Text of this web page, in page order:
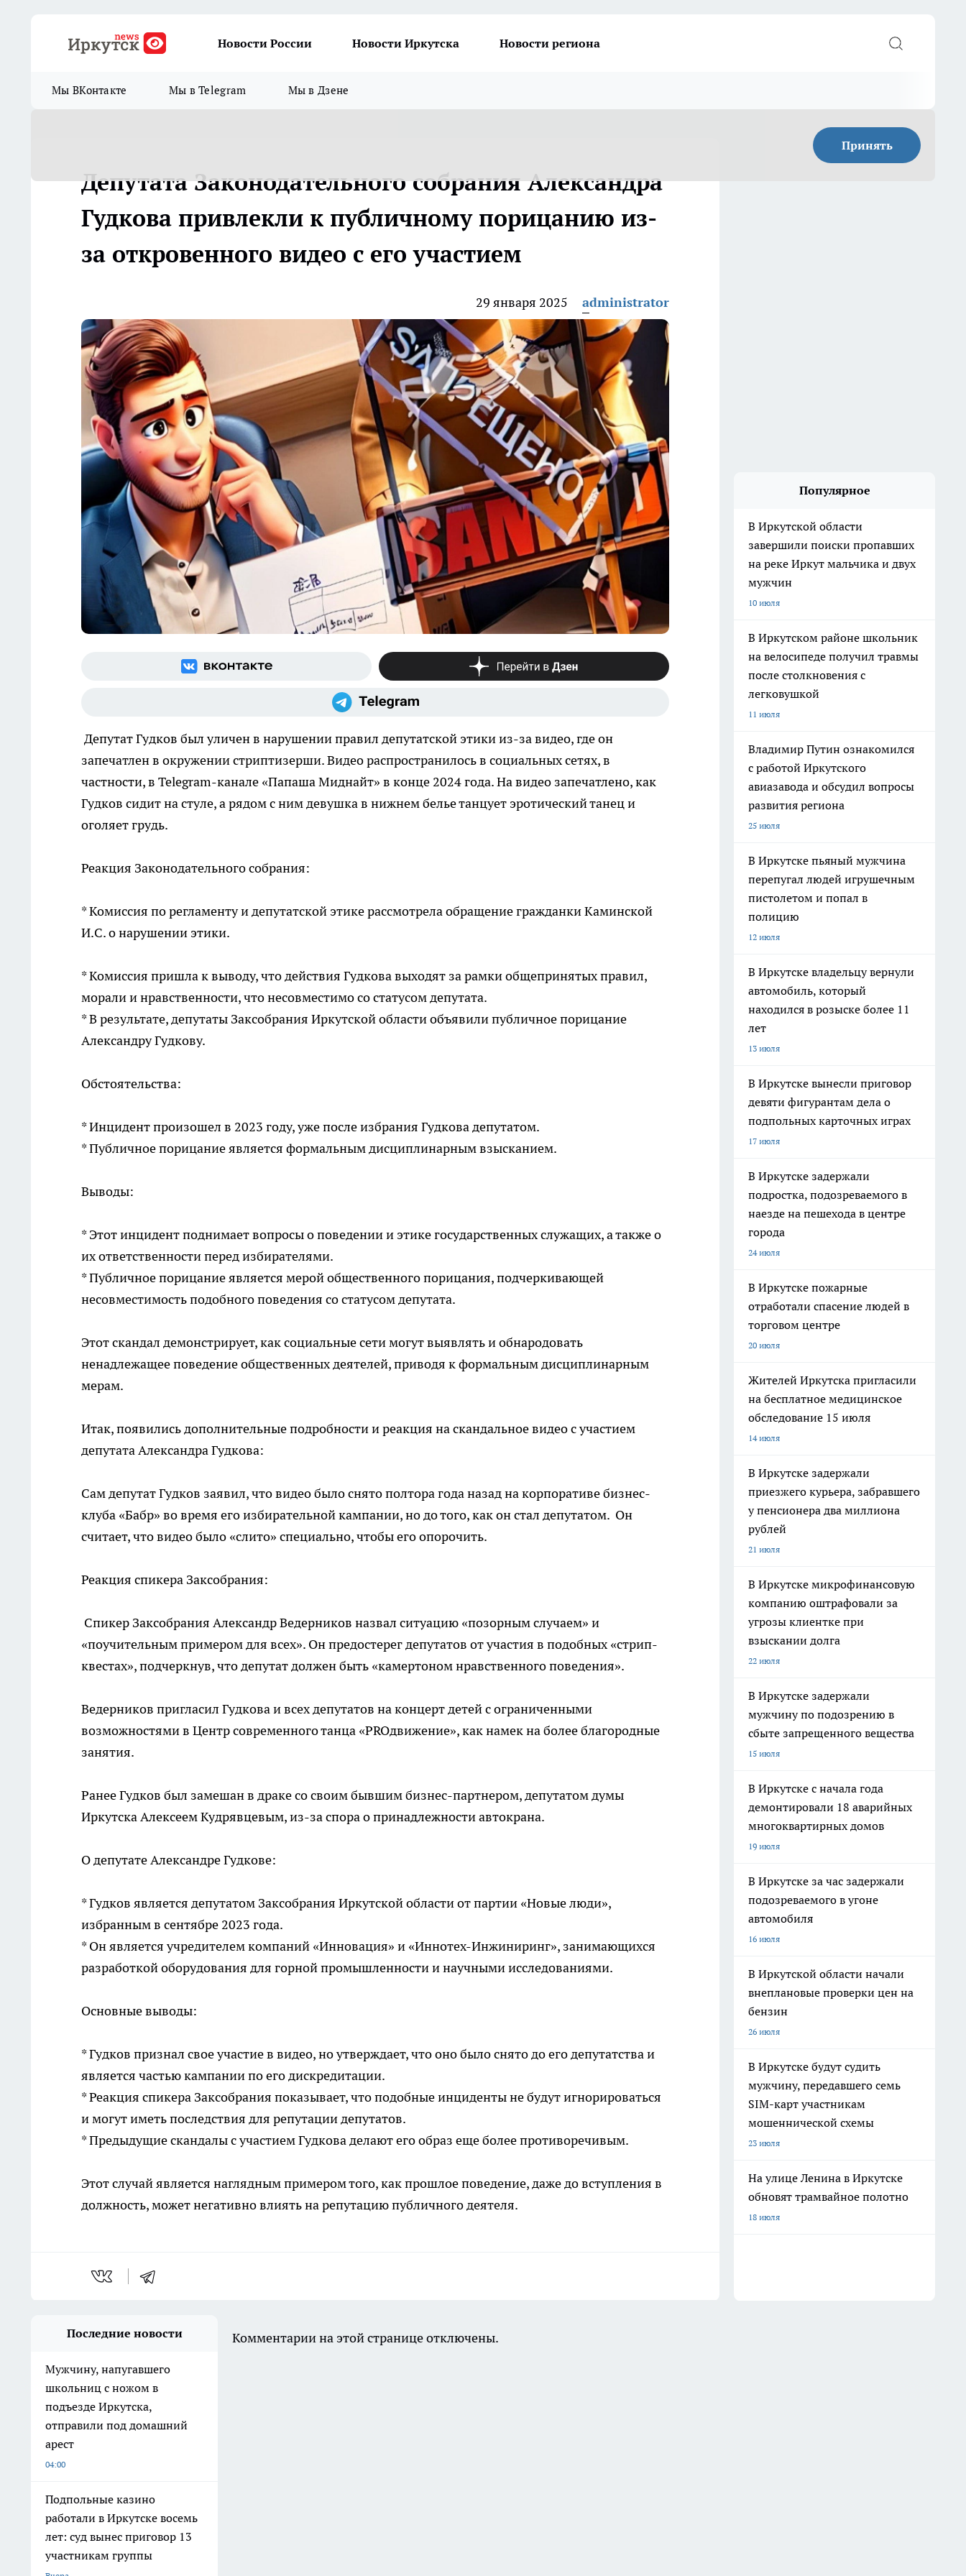
Новости России Новости Иркутска Новости региона
Мы ВКонтакте Мы в Telegram Мы в Дзене
Принять
Депутата Законодательного собрания Александра
Гудкова привлекли к публичному порицанию из-
за откровенного видео с его участием
29 января 2025 administrator
Депутат Гудков был уличен в нарушении правил депутатской этики из-за видео, где он
запечатлен в окружении стриптизерши. Видео распространилось в социальных сетях, в
частности, в Telegram-канале «Папаша Миднайт» в конце 2024 года. На видео запечатлено, как
Гудков сидит на стуле, а рядом с ним девушка в нижнем белье танцует эротический танец и
оголяет грудь.
Реакция Законодательного собрания:
* Комиссия по регламенту и депутатской этике рассмотрела обращение гражданки Каминской
И.С. о нарушении этики.
* Комиссия пришла к выводу, что действия Гудкова выходят за рамки общепринятых правил,
морали и нравственности, что несовместимо со статусом депутата.
* В результате, депутаты Заксобрания Иркутской области объявили публичное порицание
Александру Гудкову.
Обстоятельства:
* Инцидент произошел в 2023 году, уже после избрания Гудкова депутатом.
* Публичное порицание является формальным дисциплинарным взысканием.
Выводы:
* Этот инцидент поднимает вопросы о поведении и этике государственных служащих, а также о
их ответственности перед избирателями.
* Публичное порицание является мерой общественного порицания, подчеркивающей
несовместимость подобного поведения со статусом депутата.
Этот скандал демонстрирует, как социальные сети могут выявлять и обнародовать
ненадлежащее поведение общественных деятелей, приводя к формальным дисциплинарным
мерам.
Итак, появились дополнительные подробности и реакция на скандальное видео с участием
депутата Александра Гудкова:
Сам депутат Гудков заявил, что видео было снято полтора года назад на корпоративе бизнес-
клуба «Бабр» во время его избирательной кампании, но до того, как он стал депутатом. Он
считает, что видео было «слито» специально, чтобы его опорочить.
Реакция спикера Заксобрания:
Спикер Заксобрания Александр Ведерников назвал ситуацию «позорным случаем» и
«поучительным примером для всех». Он предостерег депутатов от участия в подобных «стрип-
квестах», подчеркнув, что депутат должен быть «камертоном нравственного поведения».
Ведерников пригласил Гудкова и всех депутатов на концерт детей с ограниченными
возможностями в Центр современного танца «PROдвижение», как намек на более благородные
занятия.
Ранее Гудков был замешан в драке со своим бывшим бизнес-партнером, депутатом думы
Иркутска Алексеем Кудрявцевым, из-за спора о принадлежности автокрана.
О депутате Александре Гудкове:
* Гудков является депутатом Заксобрания Иркутской области от партии «Новые люди»,
избранным в сентябре 2023 года.
* Он является учредителем компаний «Инновация» и «Иннотех-Инжиниринг», занимающихся
разработкой оборудования для горной промышленности и научными исследованиями.
Основные выводы:
* Гудков признал свое участие в видео, но утверждает, что оно было снято до его депутатства и
является частью кампании по его дискредитации.
* Реакция спикера Заксобрания показывает, что подобные инциденты не будут игнорироваться
и могут иметь последствия для репутации депутатов.
* Предыдущие скандалы с участием Гудкова делают его образ еще более противоречивым.
Этот случай является наглядным примером того, как прошлое поведение, даже до вступления в
должность, может негативно влиять на репутацию публичного деятеля.
Популярное
В Иркутской области
завершили поиски пропавших
на реке Иркут мальчика и двух
мужчин
10 июля
В Иркутском районе школьник
на велосипеде получил травмы
после столкновения с
легковушкой
11 июля
Владимир Путин ознакомился
с работой Иркутского
авиазавода и обсудил вопросы
развития региона
25 июля
В Иркутске пьяный мужчина
перепугал людей игрушечным
пистолетом и попал в
полицию
12 июля
В Иркутске владельцу вернули
автомобиль, который
находился в розыске более 11
лет
13 июля
В Иркутске вынесли приговор
девяти фигурантам дела о
подпольных карточных играх
17 июля
В Иркутске задержали
подростка, подозреваемого в
наезде на пешехода в центре
города
24 июля
В Иркутске пожарные
отработали спасение людей в
торговом центре
20 июля
Жителей Иркутска пригласили
на бесплатное медицинское
обследование 15 июля
14 июля
В Иркутске задержали
приезжего курьера, забравшего
у пенсионера два миллиона
рублей
21 июля
В Иркутске микрофинансовую
компанию оштрафовали за
угрозы клиентке при
взыскании долга
22 июля
В Иркутске задержали
мужчину по подозрению в
сбыте запрещенного вещества
15 июля
В Иркутске с начала года
демонтировали 18 аварийных
многоквартирных домов
19 июля
В Иркутске за час задержали
подозреваемого в угоне
автомобиля
16 июля
В Иркутской области начали
внеплановые проверки цен на
бензин
26 июля
В Иркутске будут судить
мужчину, передавшего семь
SIM-карт участникам
мошеннической схемы
23 июля
На улице Ленина в Иркутске
обновят трамвайное полотно
18 июля
Последние новости
Мужчину, напугавшего
школьниц с ножом в
подъезде Иркутска,
отправили под домашний
арест
04:00
Подпольные казино
работали в Иркутске восемь
лет: суд вынес приговор 13
участникам группы
Комментарии на этой странице отключены.